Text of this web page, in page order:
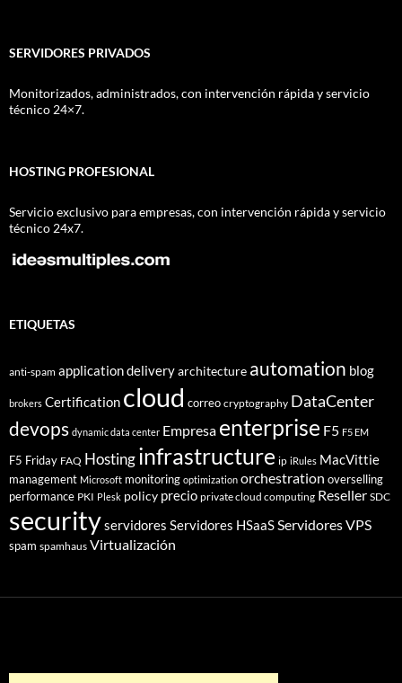
SERVIDORES PRIVADOS
Monitorizados, administrados, con intervención rápida y servicio
técnico 24×7.
HOSTING PROFESIONAL
Servicio exclusivo para empresas, con intervención rápida y servicio
técnico 24x7.
ETIQUETAS
anti-spam application deliveryarchitecture automation blog
brokers Certification cloud correo cryptography DataCenter
devops dynamic data center Empresa enterprise F5 F5 EM
F5 Friday FAQ Hostinginfrastructure ip iRules MacVittie
management Microsoft monitoring optimization orchestration overselling
performance PKI Plesk policy precio private cloud computing Reseller SDC
securityservidores Servidores HSaaSServidores VPS
spam spamhaus Virtualización